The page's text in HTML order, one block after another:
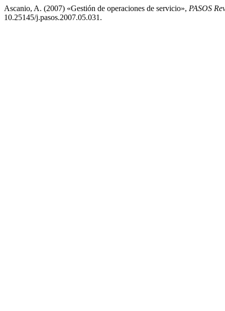
Ascanio, A. (2007) «Gestión de operaciones de servicio», PASOS
10.25145/j.pasos.2007.05.031.